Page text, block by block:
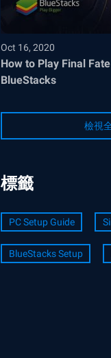
Oct 16, 2020
How to Play Final
BlueStacks
檢視
標籤
PC Setup Guide
BlueStacks Setup